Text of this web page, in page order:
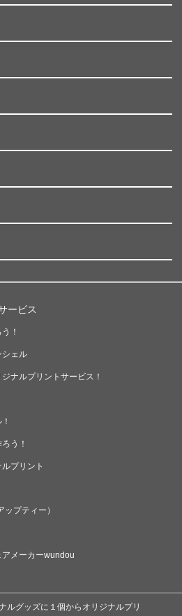
ービス
！
シェル
ナルプリントサービス！
う！
プリント
プティー）
メーカーwundou
ルグッズに１個からオリジナルプリ